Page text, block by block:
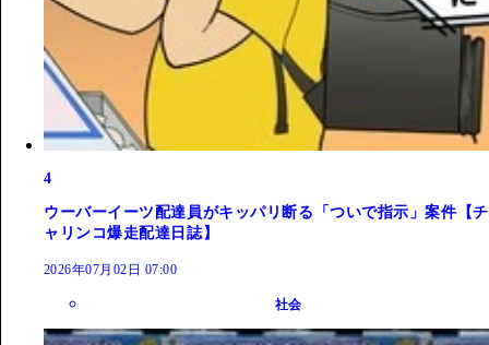
4
ウーバーイーツ配達員がキッパリ断る「ついで指示」案件【チ
ャリンコ爆走配達日誌】
2026年07月02日 07:00
社会